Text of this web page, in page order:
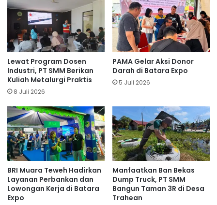
Lewat Program Dosen
Industri, PT SMM Berikan
Kuliah Metalurgi Praktis
8 Juli 2026
PAMA Gelar Aksi Donor
Darah di Batara Expo
5 Juli 2026
BRI Muara Teweh Hadirkan
Layanan Perbankan dan
Lowongan Kerja di Batara
Expo
Manfaatkan Ban Bekas
Dump Truck, PT SMM
Bangun Taman 3R di Desa
Trahean